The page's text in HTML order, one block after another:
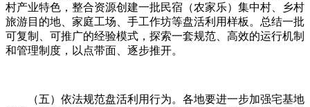
村产业特色，整合资源创建一批民宿（农家乐）集中村、乡村
旅游目的地、家庭工场、手工作坊等盘活利用样板。总结一批
可复制、可推广的经验模式，探索一套规范、高效的运行机制
和管理制度，以点带面、逐步推开。
（五）依法规范盘活利用行为。各地要进一步加强宅基地